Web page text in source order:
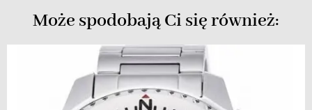
Może spodobają Ci się również: